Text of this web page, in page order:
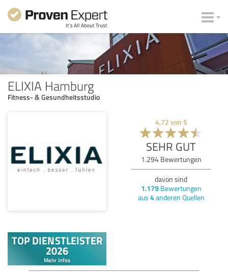
ELIXIA Hamburg
Fitness- & Gesundheitsstudio
4,72 von 5
SEHR GUT
1.294Bewertungen
davon sind
1.179Bewertungen
aus 4anderen Quellen